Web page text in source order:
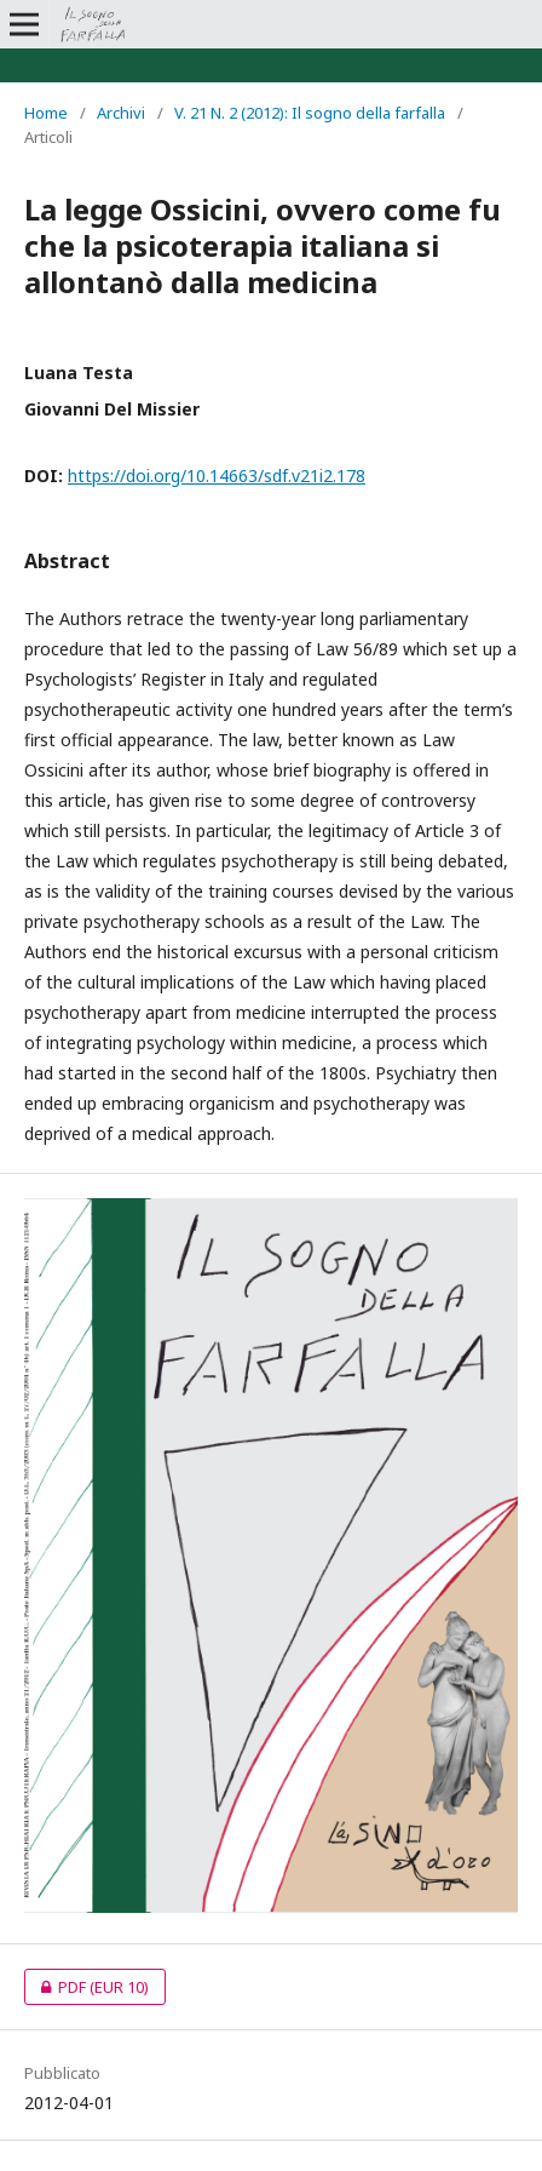
Home / Archivi / V. 21 N. 2 (2012): Il sogno della farfalla
/
Articoli
La legge Ossicini, ovvero come fu
che la psicoterapia italiana si
allontanò dalla medicina
Luana Testa
Giovanni Del Missier
DOI: https://doi.org/10.14663/sdf.v21i2.178
Abstract
The Authors retrace the twenty-year long parliamentary
procedure that led to the passing of Law 56/89 which set up a
Psychologists’ Register in Italy and regulated
psychotherapeutic activity one hundred years after the term’s
first official appearance. The law, better known as Law
Ossicini after its author, whose brief biography is offered in
this article, has given rise to some degree of controversy
which still persists. In particular, the legitimacy of Article 3 of
the Law which regulates psychotherapy is still being debated,
as is the validity of the training courses devised by the various
private psychotherapy schools as a result of the Law. The
Authors end the historical excursus with a personal criticism
of the cultural implications of the Law which having placed
psychotherapy apart from medicine interrupted the process
of integrating psychology within medicine, a process which
had started in the second half of the 1800s. Psychiatry then
ended up embracing organicism and psychotherapy was
deprived of a medical approach.
PDF(EUR 10)
Pubblicato
2012-04-01